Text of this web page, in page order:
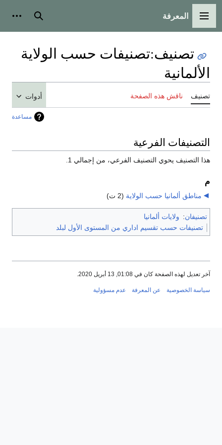
القائمة الرئيسية
المعرفة بحث
تصنيف:تصنيفات حسب الولاية
الألمانية
تصنيف ناقش هذه الصفحة أدوات
مساعدة
التصنيفات الفرعية
هذا التصنيف يحوي التصنيف الفرعي، من إجمالي 1.
م
مناطق ألمانيا حسب الولاية (2 ت)
تصنيفان: ولايات ألمانيا
تصنيفات حسب تقسيم اداري من المستوى الأول لبلد
آخر تعديل لهذه الصفحة كان في 01:08, 13 أبريل 2020.
سياسة الخصوصية عن المعرفة عدم مسؤولية